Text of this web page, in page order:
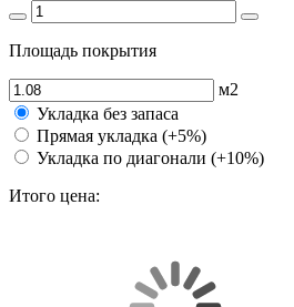
Площадь покрытия
м2
Укладка без запаса
Прямая укладка (+5%)
Укладка по диагонали (+10%)
Итого цена: